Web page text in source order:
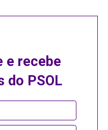
e recebe
do PSOL